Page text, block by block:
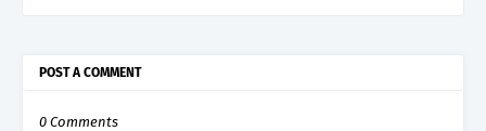
POST A COMMENT
0 Comments